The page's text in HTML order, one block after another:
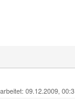
09.12.2009,